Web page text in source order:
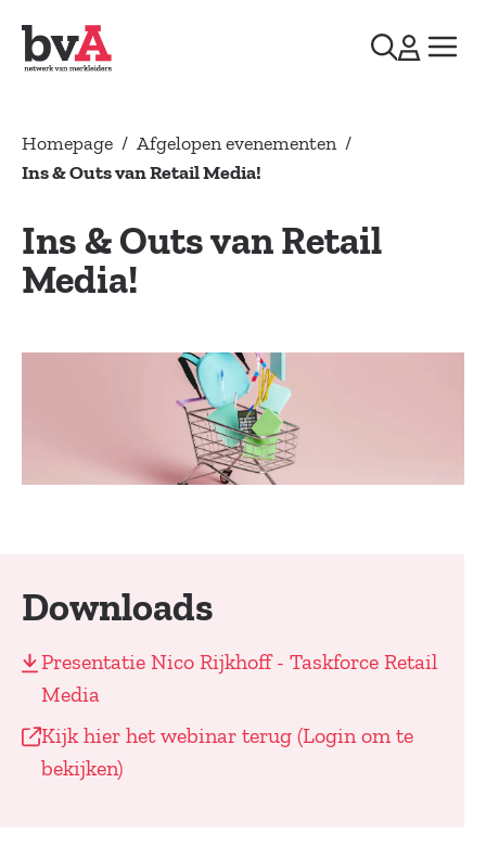
Homepage / Afgelopen evenementen /
Ins & Outs van Retail Media!
Ins & Outs van Retail
Media!
Downloads
Presentatie Nico Rijkhoff - Taskforce Retail
Media
Kijk hier het webinar terug (Login om te
bekijken)